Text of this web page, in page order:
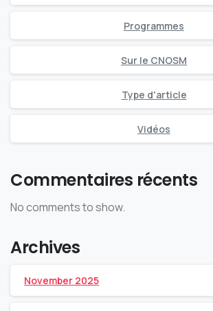
Programmes
Sur le CNOSM
Type d'article
Vidéos
Commentaires récents
No comments to show.
Archives
November 2025